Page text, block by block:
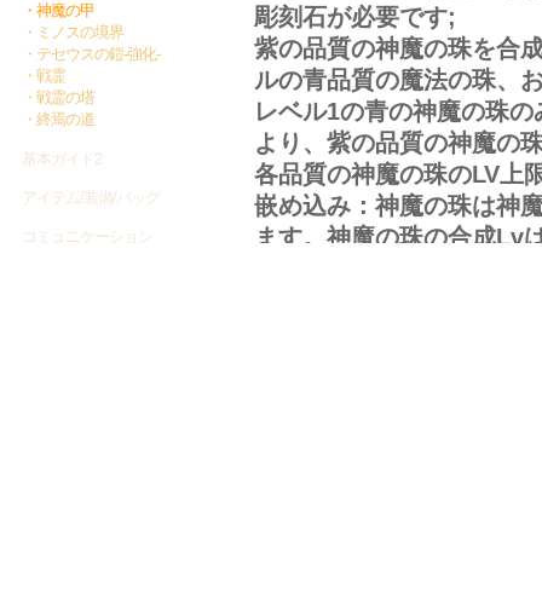
・神魔の甲
・ミノスの境界
・テセウスの鎧-強化-
・戦霊
・戦霊の塔
・終焉の道
基本ガイド2
アイテム/装備/バッグ
コミュニケーション
彫刻石が必要です;
紫の品質の神魔の珠を合
ルの青品質の魔法の珠、
レベル1の青の神魔の珠
より、紫の品質の神魔の
各品質の神魔の珠のLV上
嵌め込み：神魔の珠は神
ます。神魔の珠の合成Lv